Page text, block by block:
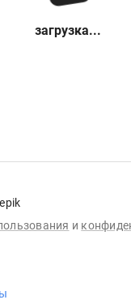
загрузка...
и